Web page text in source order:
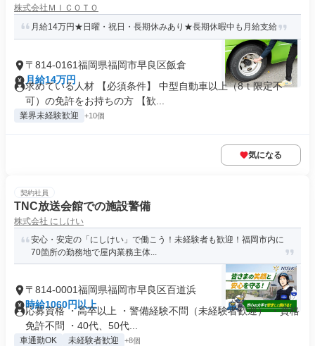
株式会社ＭＩＣＯＴＯ
月給14万円★日曜・祝日・長期休みあり★長期休暇中も月給支給
〒814-0161福岡県福岡市早良区飯倉
月給14万円
求めている人材 【必須条件】 中型自動車以上（8ｔ限定不
可）の免許をお持ちの方 【歓...
業界未経験歓迎 +10個
気になる
契約社員
TNC放送会館での施設警備
株式会社 にしけい
安心・安定の「にしけい」で働こう！未経験者も歓迎！福岡市内に
70箇所の勤務地で屋内業務主体...
〒814-0001福岡県福岡市早良区百道浜
時給1060円以上
応募資格 ・高卒以上 ・警備経験不問（未経験者歓迎） ・資格
免許不問 ・40代、50代...
車通勤OK 未経験者歓迎 +8個